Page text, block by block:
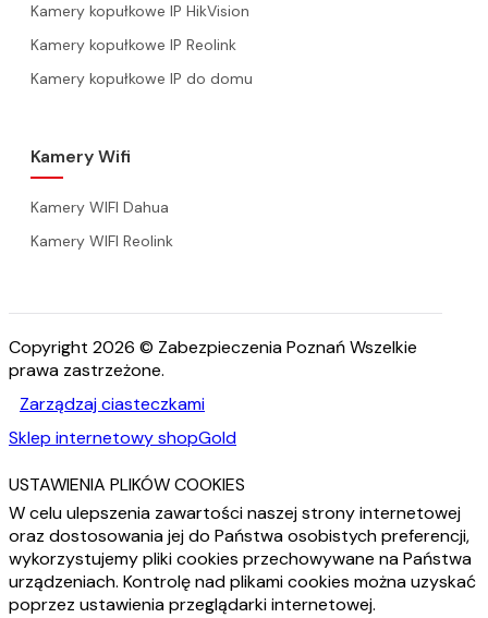
Kamery kopułkowe IP HikVision
Kamery kopułkowe IP Reolink
Kamery kopułkowe IP do domu
Kamery Wifi
Kamery WIFI Dahua
Kamery WIFI Reolink
Copyright 2026 © Zabezpieczenia Poznań Wszelkie
prawa zastrzeżone.
Zarządzaj ciasteczkami
Sklep internetowy shopGold
USTAWIENIA PLIKÓW COOKIES
W celu ulepszenia zawartości naszej strony internetowej
oraz dostosowania jej do Państwa osobistych preferencji,
wykorzystujemy pliki cookies przechowywane na Państwa
urządzeniach. Kontrolę nad plikami cookies można uzyskać
poprzez ustawienia przeglądarki internetowej.